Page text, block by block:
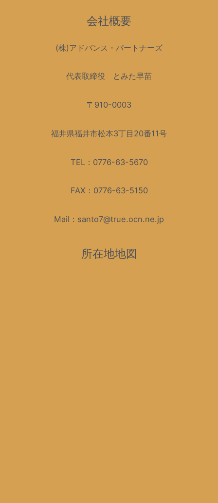
会社概要
(株)アドバンス・パートナーズ
代表取締役 とみた早苗
〒910-0003
福井県福井市松本3丁目20番11号
TEL：0776-63-5670
FAX：0776-63-5150
Mail：santo7@true.ocn.ne.jp
所在地地図